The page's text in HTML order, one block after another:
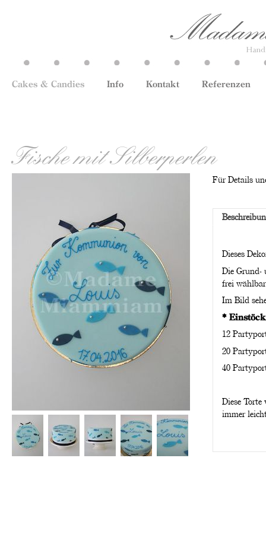
Cakes & Candies Info Kontakt Referenzen
Fische mit Silberperlen
Für Details
Dieses
Die Grund-
frei
Im Bild
*
12
20
40
Diese
immer